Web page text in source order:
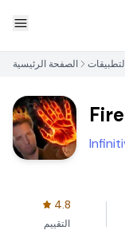
الصفحة الرئيسية
4.8
التقييم